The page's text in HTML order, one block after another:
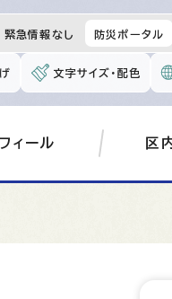
緊急情報なし 防災ポータル
文字サイズ・配色
ィール 区